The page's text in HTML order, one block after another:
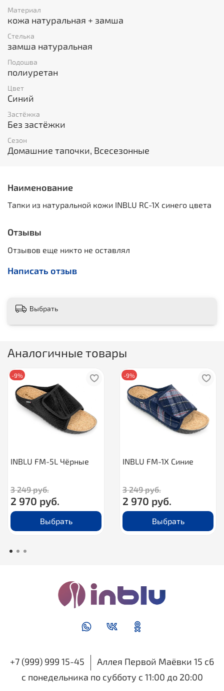
Материал
кожа натуральная + замша
Стелька
замша натуральная
Подошва
полиуретан
Цвет
Синий
Застёжка
Без застёжки
Сезон
Домашние тапочки, Всесезонные
Наименование
Тапки из натуральной кожи INBLU RC-1X синего цвета
Отзывы
Отзывов еще никто не оставлял
Написать отзыв
Выбрать
Аналогичные товары
-9%
INBLU FM-5L Чёрные
3 249 руб.
2 970 руб.
Выбрать
-9%
INBLU FM-1X Синие
3 249 руб.
2 970 руб.
Выбрать
+7 (999) 999 15-45
Аллея Первой Маёвки 15 с6
с понедельника по субботу с 11:00 до 20:00